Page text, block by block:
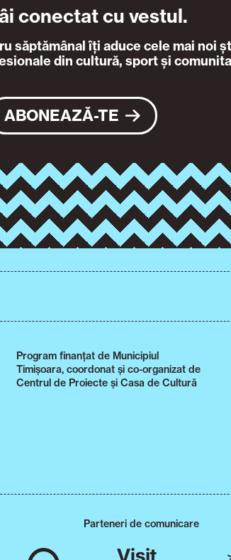
conectat cu vestul.
săptămânal îți aduce cele mai noi
din cultură, sport și
ABONEAZĂ-TE
Program finanțat de Municipiul
Timișoara, coordonat și co-organizat de
Centrul de Proiecte și Casa de Cultură
Parteneri de comunicare